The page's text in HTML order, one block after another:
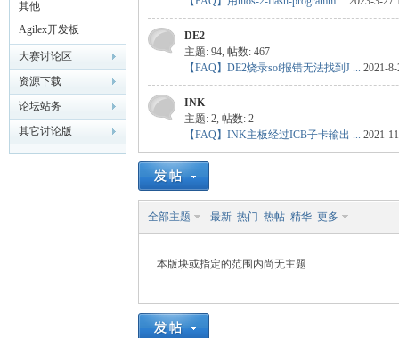
其他
Agilex开发板
大赛讨论区
资源下载
论坛站务
其它讨论版
DE2
主题: 94, 帖数: 467
【FAQ】DE2烧录sof报错无法找到J ... 2021-
INK
主题: 2, 帖数: 2
【FAQ】INK主板经过ICB子卡输出 ... 2021-
全部主题 最新 热门 热帖 精华 更多
本版块或指定的范围内尚无主题